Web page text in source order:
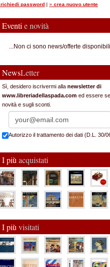
richiedi password | » crea nuovo utente
Eventi e novità
...Non ci sono news/offerte
NewsLetter
Sì, desidero iscrivermi alla newsletter di
www.libreriadellaspada.com ed essere
novità e sugli sconti.
Autorizzo il trattamento dei dati (D.L. 30/
I più acquistati
I più visitati